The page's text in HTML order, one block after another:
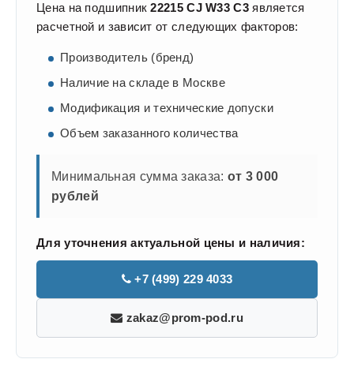
Цена на подшипник22215 CJ W33 C3является
расчетной и зависит от следующих факторов:
Производитель (бренд)
Наличие на складе в Москве
Модификация и технические допуски
Объем заказанного количества
Минимальная сумма заказа: от 3 000
рублей
Для уточнения актуальной цены и наличия:
+7 (499) 229 4033
zakaz@prom-pod.ru